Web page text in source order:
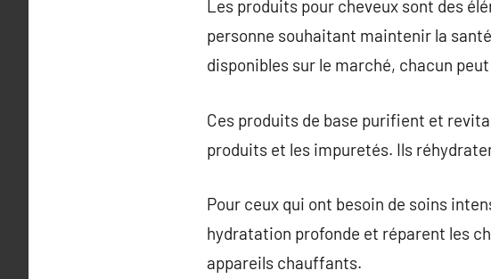
Les produits pour cheveux sont des
personne souhaitant maintenir la
disponibles sur le marché, chacun
Ces produits de base purifient et
produits et les impuretés. Ils
Pour ceux qui ont besoin de soins
hydratation profonde et réparent les
appareils chauffants.